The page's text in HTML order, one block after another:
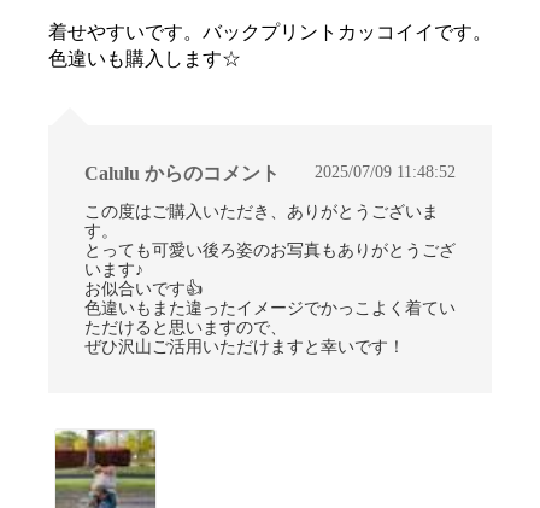
着せやすいです。バックプリントカッコイイです。
色違いも購入します☆
Calulu からのコメント 2025/07/09 11:48:52
この度はご購入いただき、ありがとうございま
す。
とっても可愛い後ろ姿のお写真もありがとうござ
います♪
お似合いです👍
色違いもまた違ったイメージでかっこよく着てい
ただけると思いますので、
ぜひ沢山ご活用いただけますと幸いです！